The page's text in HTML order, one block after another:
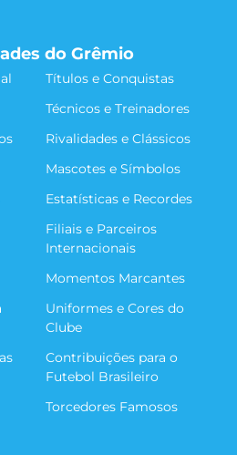
do Grêmio
Títulos e Conquistas
Técnicos e Treinadores
Rivalidades e Clássicos
Mascotes e Símbolos
Estatísticas e Recordes
Filiais e Parceiros
Internacionais
Momentos Marcantes
Uniformes e Cores do
Clube
Contribuições para o
Futebol Brasileiro
Torcedores Famosos